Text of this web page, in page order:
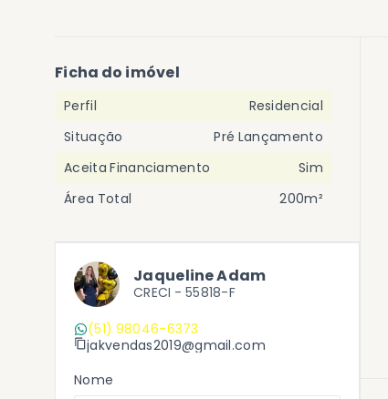
Ficha do imóvel
Perfil
Residencial
Situação
Pré Lançamento
Aceita Financiamento
Sim
Área Total
200m²
Jaqueline Adam
CRECI - 55818-F
(51) 98046-6373
jakvendas2019@gmail.com
Nome